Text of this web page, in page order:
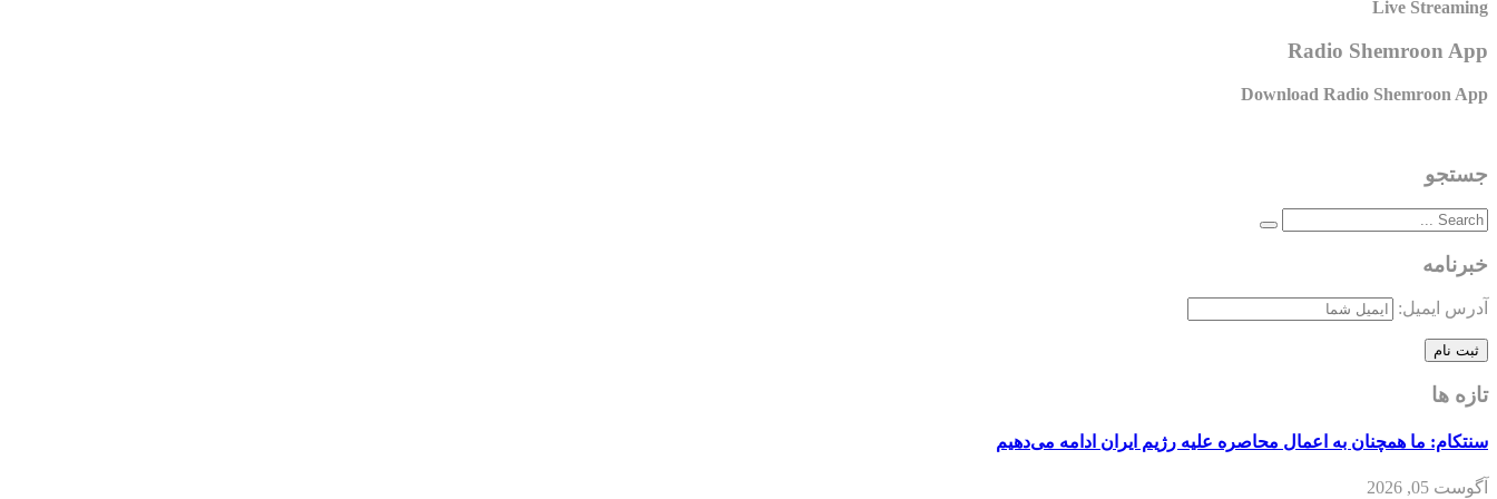
Live Streaming
Radio Shemroon App
Download Radio Shemroon App
جستجو
خبرنامه
آدرس ایمیل:
تازه ها
سنتکام: ما همچنان به اعمال محاصره علیه رژیم ایران ادامه می‌دهیم
آگوست 05, 2026